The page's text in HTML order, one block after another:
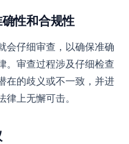
性和合规性
会仔细审查，以确保准确
。审查过程涉及仔细检查
在的歧义或不一致，并进
上无懈可击。